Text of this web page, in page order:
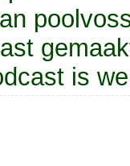
is